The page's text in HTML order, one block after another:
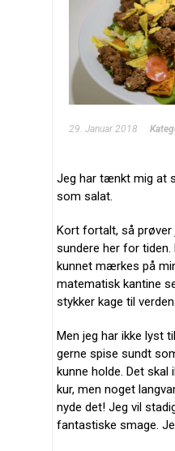
29. Januar 2018
Jeg har tænkt mig at
som salat.
Kort fortalt, så
sundere her for
kunnet mærkes på
matematisk kantine
stykker kage til
Men jeg har ikke lyst
gerne spise sundt
kunne holde. Det
kur, men noget
nyde det! Jeg vil
fantastiske smage.